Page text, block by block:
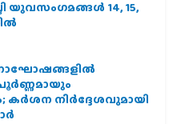
യുവസംഗമങ്ങള്‍ 14, 15,
നിർദ്ദേശവുമായി